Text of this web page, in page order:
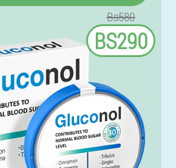
Bs580
BS290